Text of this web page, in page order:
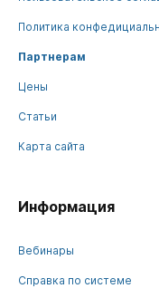
Политика
Партнерам
Цены
Статьи
Карта сайта
Информация
Вебинары
Справка по системе